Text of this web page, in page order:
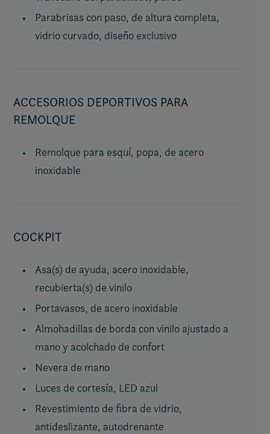
Parabrisas con paso, de altura completa,
vidrio curvado, diseño exclusivo
ACCESORIOS DEPORTIVOS PARA
REMOLQUE
Remolque para esquí, popa, de acero
inoxidable
COCKPIT
Asa(s) de ayuda, acero inoxidable,
recubierta(s) de vinilo
Portavasos, de acero inoxidable
Almohadillas de borda con vinilo ajustado a
mano y acolchado de confort
Nevera de mano
Luces de cortesía, LED azul
Revestimiento de fibra de vidrio,
antideslizante, autodrenante